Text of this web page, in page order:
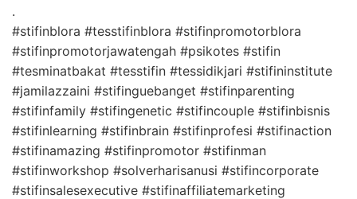
.
#stifinblora #tesstifinblora #stifinpromotorblora
#stifinpromotorjawatengah #psikotes #stifin
#tesminatbakat #tesstifin #tessidikjari #stifininstitute
#jamilazzaini #stifinguebanget #stifinparenting
#stifinfamily #stifingenetic #stifincouple #stifinbisnis
#stifinlearning #stifinbrain #stifinprofesi #stifinaction
#stifinamazing #stifinpromotor #stifinman
#stifinworkshop #solverharisanusi #stifincorporate
#stifinsalesexecutive #stifinaffiliatemarketing